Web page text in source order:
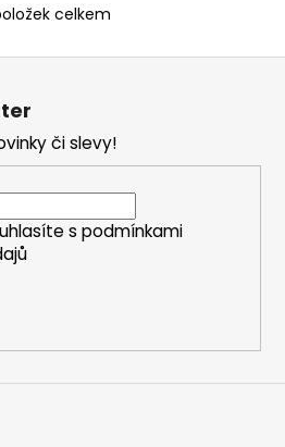
O
v
a
c
í
p
r
ý
p
celkem
či slevy!
s podmínkami